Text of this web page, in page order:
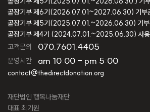
고객문의 070.7601.4405
운영시간 am 10:00 - pm 5:00
contact@thedirectdonation.org
재단법인 행복나눔재단
대표 최기원